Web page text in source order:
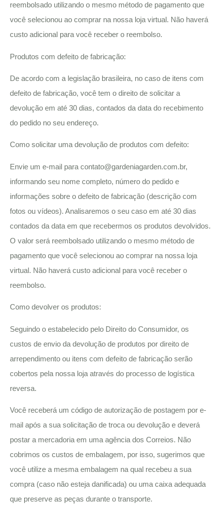
reembolsado utilizando o mesmo método de pagamento que
você selecionou ao comprar na nossa loja virtual. Não haverá
custo adicional para você receber o reembolso.
Produtos com defeito de fabricação:
De acordo com a legislação brasileira, no caso de itens com
defeito de fabricação, você tem o direito de solicitar a
devolução em até 30 dias, contados da data do recebimento
do pedido no seu endereço.
Como solicitar uma devolução de produtos com defeito:
Envie um e-mail para contato@gardeniagarden.com.br,
informando seu nome completo, número do pedido e
informações sobre o defeito de fabricação (descrição com
fotos ou vídeos). Analisaremos o seu caso em até 30 dias
contados da data em que recebermos os produtos devolvidos.
O valor será reembolsado utilizando o mesmo método de
pagamento que você selecionou ao comprar na nossa loja
virtual. Não haverá custo adicional para você receber o
reembolso.
Como devolver os produtos:
Seguindo o estabelecido pelo Direito do Consumidor, os
custos de envio da devolução de produtos por direito de
arrependimento ou itens com defeito de fabricação serão
cobertos pela nossa loja através do processo de logística
reversa.
Você receberá um código de autorização de postagem por e-
mail após a sua solicitação de troca ou devolução e deverá
postar a mercadoria em uma agência dos Correios. Não
cobrimos os custos de embalagem, por isso, sugerimos que
você utilize a mesma embalagem na qual recebeu a sua
compra (caso não esteja danificada) ou uma caixa adequada
que preserve as peças durante o transporte.